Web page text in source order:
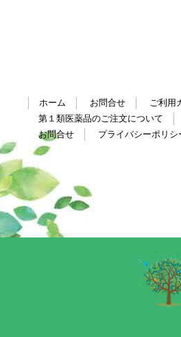
ホーム お問合せ ご利用
第１類医薬品のご注文について
お問合せ
プライバシーポリシ